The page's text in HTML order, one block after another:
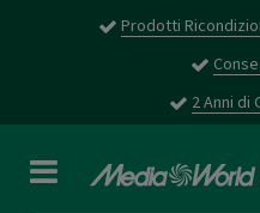
Prodotti
2 Anni di